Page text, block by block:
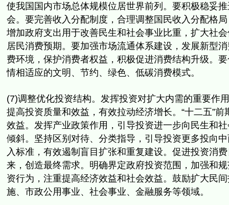
使我国国内市场总体规模位居世界前列。 要积极稳妥
会。要完善收入分配制度， 合理调整国民收入分配格
增加政府支出用于改善民生和社会事业比重， 扩大社
居民消费预期。要加强市场流通体系建设， 发展新型
费环境，保护消费者权益，积极促进消费结构升级。
情相适应的文明、节约、绿色、低碳消费模式。
(7)调整优化投资结构。发挥投资对扩大内需的重要作
提高投资质量和效益，有效拉动经济增长。“十二五”前
效益。发挥产业政策作用，引导投资进一步向民生和
倾斜。 坚持区别对待、分类指导，引导投资更多投向
入标准， 有效遏制盲目扩张和重复建设。促进投资消
来，创造最终需求。 明确界定政府投资范围，加强和
资行为， 注重提高经济效益和社会效益。鼓励扩大民
施、市政公用事业、社会事业、 金融服务等领域。